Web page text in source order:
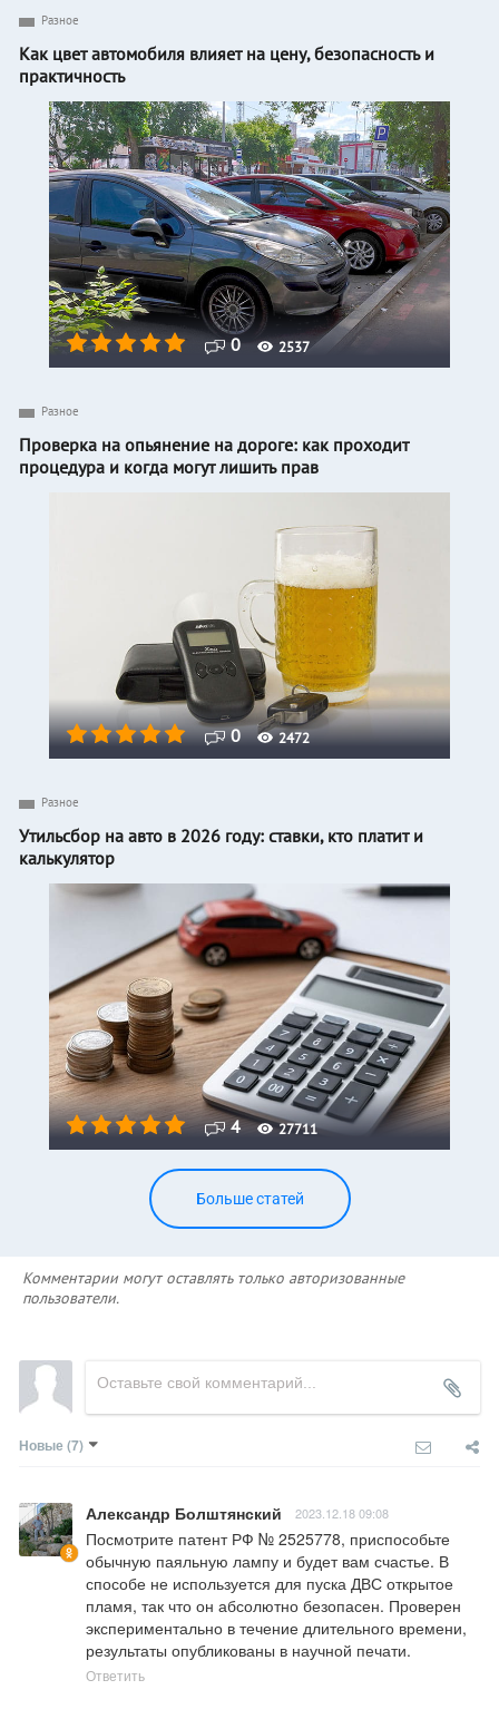
0 2537
Разное
Как цвет автомобиля влияет на цену, безопасность и
практичность
0 2472
Разное
Проверка на опьянение на дороге: как проходит
процедура и когда могут лишить прав
4 27711
Разное
Утильсбор на авто в 2026 году: ставки, кто платит и
калькулятор
Больше статей
Комментарии могут оставлять только авторизованные
пользователи.
Новые (7)
Александр Болштянский 2023.12.18 09:08
Посмотрите патент РФ № 2525778, приспособьте
обычную паяльную лампу и будет вам счастье. В
способе не используется для пуска ДВС открытое
пламя, так что он абсолютно безопасен. Проверен
экспериментально в течение длительного времени,
результаты опубликованы в научной печати.
Ответить